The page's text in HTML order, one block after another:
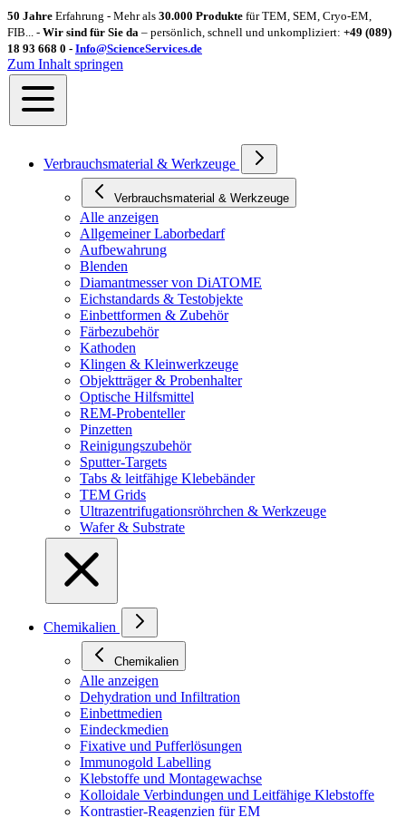
50 Jahre Erfahrung - Mehr als 30.000 Produkte für TEM, SEM, Cryo-EM,
FIB... - Wir sind für Sie da – persönlich, schnell und unkompliziert: +49 (089)
18 93 668 0 - Info@ScienceServices.de
Zum Inhalt springen
Verbrauchsmaterial & Werkzeuge
Verbrauchsmaterial & Werkzeuge
Alle anzeigen
Allgemeiner Laborbedarf
Aufbewahrung
Blenden
Diamantmesser von DiATOME
Eichstandards & Testobjekte
Einbettformen & Zubehör
Färbezubehör
Kathoden
Klingen & Kleinwerkzeuge
Objektträger & Probenhalter
Optische Hilfsmittel
REM-Probenteller
Pinzetten
Reinigungszubehör
Sputter-Targets
Tabs & leitfähige Klebebänder
TEM Grids
Ultrazentrifugationsröhrchen & Werkzeuge
Wafer & Substrate
Chemikalien
Chemikalien
Alle anzeigen
Dehydration und Infiltration
Einbettmedien
Eindeckmedien
Fixative und Pufferlösungen
Immunogold Labelling
Klebstoffe und Montagewachse
Kolloidale Verbindungen und Leitfähige Klebstoffe
Kontrastier-Reagenzien für EM